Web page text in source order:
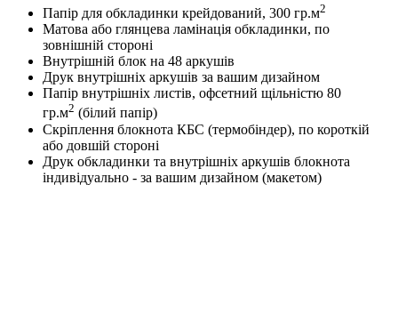
Папір для обкладинки крейдований, 300 гр.м2
Матова або глянцева ламінація обкладинки, по
зовнішній стороні
Внутрішній блок на 48 аркушів
Друк внутрішніх аркушів за вашим дизайном
Папір внутрішніх листів, офсетний щільністю 80
гр.м2 (білий папір)
Скріплення блокнота КБС (термобіндер), по короткій
або довшій стороні
Друк обкладинки та внутрішніх аркушів блокнота
індивідуально - за вашим дизайном (макетом)